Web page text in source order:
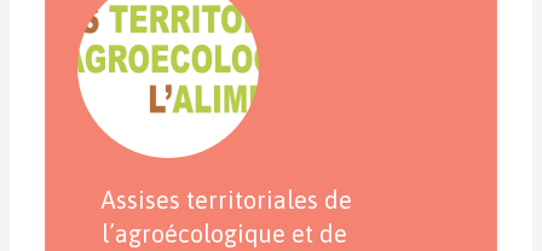
Assises territoriales de
l’agroécologique et de